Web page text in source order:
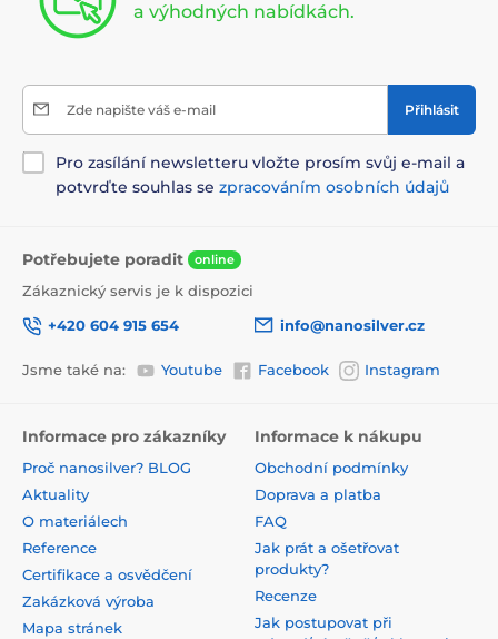
a výhodných nabídkách.
Zde napište váš e-mail Přihlásit
Pro zasílání newsletteru vložte prosím svůj e-mail a
potvrďte souhlas se zpracováním osobních údajů
Potřebujete poradit online
Zákaznický servis je k dispozici
+420 604 915 654
info@nanosilver.cz
Jsme také na: Youtube Facebook Instagram
Informace pro zákazníky
Proč nanosilver? BLOG
Aktuality
O materiálech
Reference
Certifikace a osvědčení
Zakázková výroba
Mapa stránek
Informace k nákupu
Obchodní podmínky
Doprava a platba
FAQ
Jak prát a ošetřovat
produkty?
Recenze
Jak postupovat při